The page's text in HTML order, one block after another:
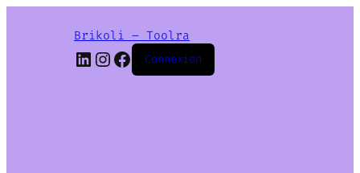
Brikoli – Toolra
LinkedIn
Instagram
Facebook
Connexion